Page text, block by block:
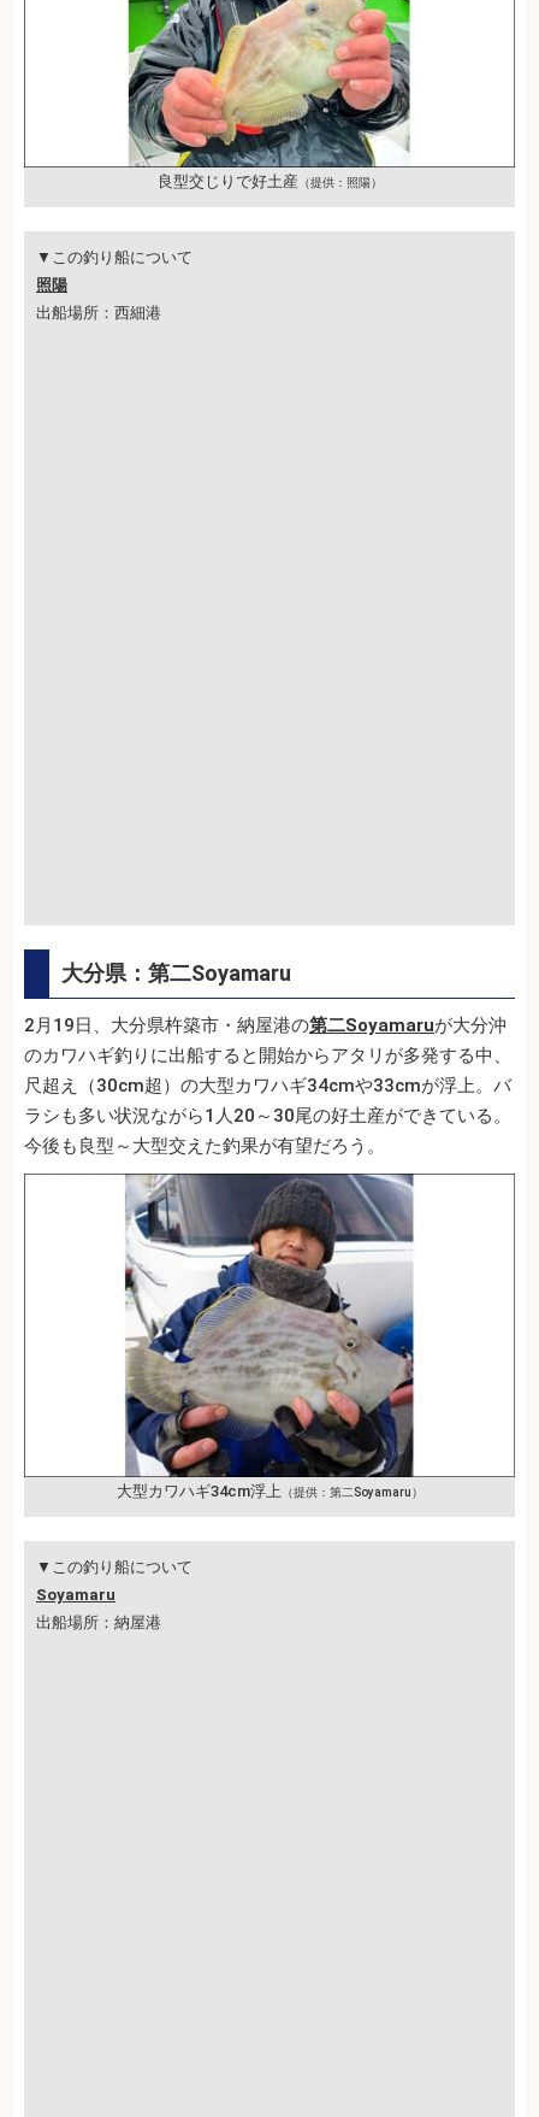
良型交じりで好土産 （提供：照陽）
▼この釣り船について
照陽
出船場所：西細港
大分県：第二Soyamaru
2月19日、大分県杵築市・納屋港の第二Soyamaruが大分沖
のカワハギ釣りに出船すると開始からアタリが多発する中、
尺超え（30cm超）の大型カワハギ34cmや33cmが浮上。バ
ラシも多い状況ながら1人20～30尾の好土産ができている。
今後も良型～大型交えた釣果が有望だろう。
大型カワハギ34cm浮上 （提供：第二Soyamaru）
▼この釣り船について
Soyamaru
出船場所：納屋港